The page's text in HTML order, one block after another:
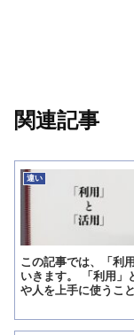
関連記事
違い
この記事では、「利
いきます。 「利用」
や人を上手に使うこ